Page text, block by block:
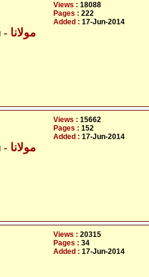
- مولانا
Views : 18088
Pages : 222
Added : 17-Jun-2014
- مولانا
Views : 15662
Pages : 152
Added : 17-Jun-2014
Views : 20315
Pages : 34
Added : 17-Jun-2014